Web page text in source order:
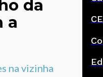
da
a
na vizinha